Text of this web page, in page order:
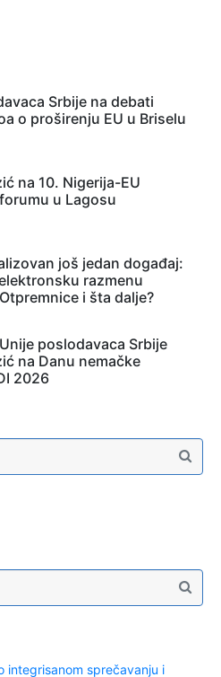
Srbije na debati
o proširenju EU u Briselu
na 10. Nigerija-EU
u Lagosu
još jedan događaj:
razmenu
i šta dalje?
poslodavaca Srbije
na Danu nemačke
2026
integrisanom sprečavanju i